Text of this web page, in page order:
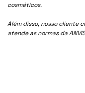
cosméticos.
Além disso, nosso cliente
atende as normas da